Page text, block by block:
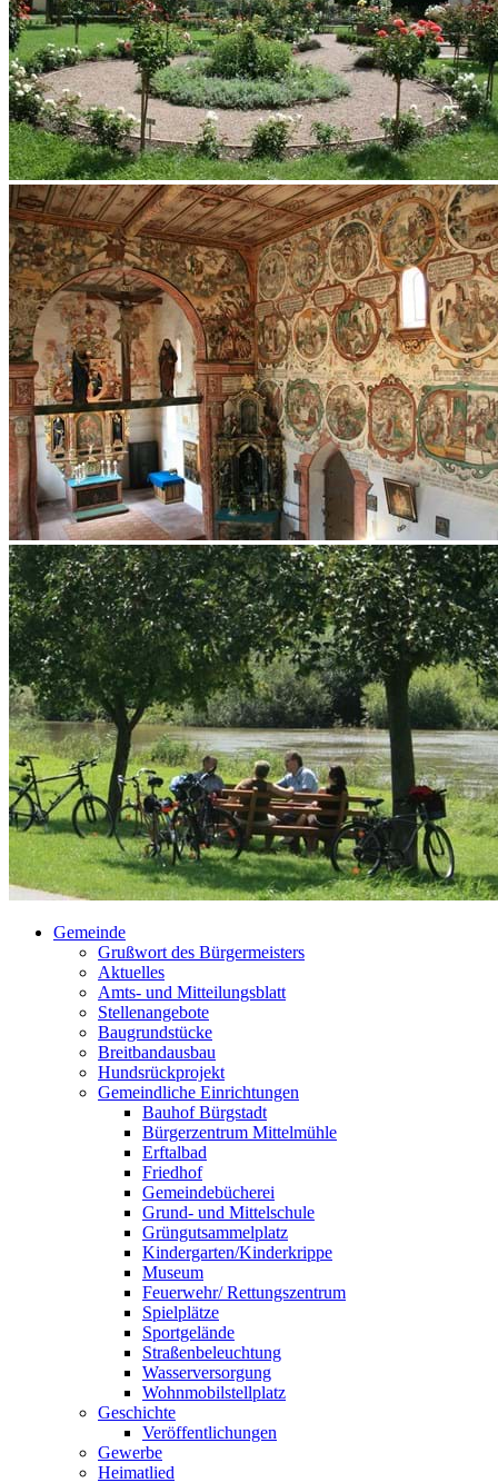
Gemeinde
Grußwort des Bürgermeisters
Aktuelles
Amts- und Mitteilungsblatt
Stellenangebote
Baugrundstücke
Breitbandausbau
Hundsrückprojekt
Gemeindliche Einrichtungen
Bauhof Bürgstadt
Bürgerzentrum Mittelmühle
Erftalbad
Friedhof
Gemeindebücherei
Grund- und Mittelschule
Grüngutsammelplatz
Kindergarten/Kinderkrippe
Museum
Feuerwehr/ Rettungszentrum
Spielplätze
Sportgelände
Straßenbeleuchtung
Wasserversorgung
Wohnmobilstellplatz
Geschichte
Veröffentlichungen
Gewerbe
Heimatlied